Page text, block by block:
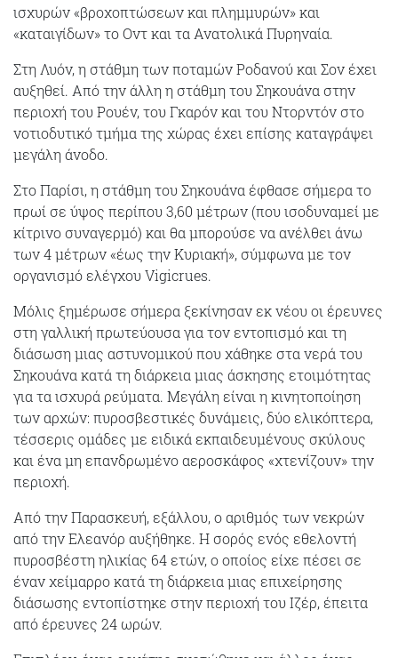
ισχυρών «βροχοπτώσεων και πλημμυρών» και
«καταιγίδων» το Οντ και τα Ανατολικά Πυρηναία.
Στη Λυόν, η στάθμη των ποταμών Ροδανού και Σον έχει
αυξηθεί. Από την άλλη η στάθμη του Σηκουάνα στην
περιοχή του Ρουέν, του Γκαρόν και του Ντορντόν στο
νοτιοδυτικό τμήμα της χώρας έχει επίσης καταγράψει
μεγάλη άνοδο.
Στο Παρίσι, η στάθμη του Σηκουάνα έφθασε σήμερα το
πρωί σε ύψος περίπου 3,60 μέτρων (που ισοδυναμεί με
κίτρινο συναγερμό) και θα μπορούσε να ανέλθει άνω
των 4 μέτρων «έως την Κυριακή», σύμφωνα με τον
οργανισμό ελέγχου Vigicrues.
Μόλις ξημέρωσε σήμερα ξεκίνησαν εκ νέου οι έρευνες
στη γαλλική πρωτεύουσα για τον εντοπισμό και τη
διάσωση μιας αστυνομικού που χάθηκε στα νερά του
Σηκουάνα κατά τη διάρκεια μιας άσκησης ετοιμότητας
για τα ισχυρά ρεύματα. Μεγάλη είναι η κινητοποίηση
των αρχών: πυροσβεστικές δυνάμεις, δύο ελικόπτερα,
τέσσερις ομάδες με ειδικά εκπαιδευμένους σκύλους
και ένα μη επανδρωμένο αεροσκάφος «χτενίζουν» την
περιοχή.
Από την Παρασκευή, εξάλλου, ο αριθμός των νεκρών
από την Ελεανόρ αυξήθηκε. Η σορός ενός εθελοντή
πυροσβέστη ηλικίας 64 ετών, ο οποίος είχε πέσει σε
έναν χείμαρρο κατά τη διάρκεια μιας επιχείρησης
διάσωσης εντοπίστηκε στην περιοχή του Ιζέρ, έπειτα
από έρευνες 24 ωρών.